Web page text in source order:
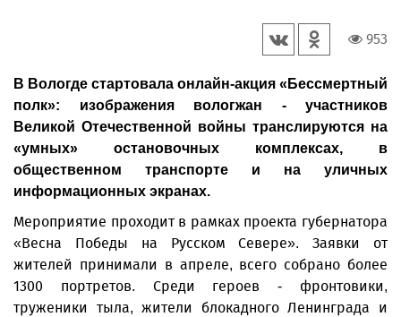
953
В Вологде стартовала онлайн-акция «Бессмертный
полк»: изображения вологжан - участников
Великой Отечественной войны транслируются на
«умных» остановочных комплексах, в
общественном транспорте и на уличных
информационных экранах.
Мероприятие проходит в рамках проекта губернатора
«Весна Победы на Русском Севере». Заявки от
жителей принимали в апреле, всего собрано более
1300 портретов. Среди героев - фронтовики,
труженики тыла, жители блокадного Ленинграда и